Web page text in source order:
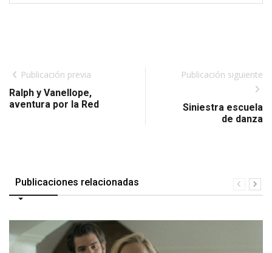
Publicación previa
Ralph y Vanellope,
aventura por la Red
Publicación siguiente
Siniestra escuela
de danza
Publicaciones relacionadas